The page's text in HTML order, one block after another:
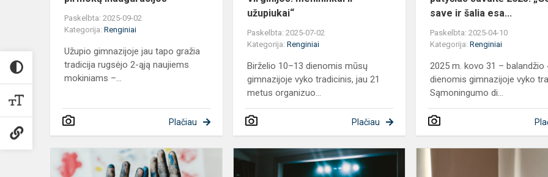
Paskelbta: 2025-09-02
Kategorija: Renginiai
Užupio gimnazijoje jau tapo gražia
tradicija rugsėjo 2-ąją naujiems
mokiniams –...
Plačiau
užupiukai“
Paskelbta: 2025-07-02
Kategorija:Renginiai
Birželio 10–13 dienomis mūsų
gimnazijoje vyko tradicinis, jau 21
metus organizuo...
Plačiau
save ir šalia esa...
Paskelbta: 2025-04-10
Kategorija:Renginiai
2025 m. kovo 31 – balandžio
dienomis gimnazijoje vyko
Sąmoningumo di...
Sąmoningumo
Gyvos
muzikos